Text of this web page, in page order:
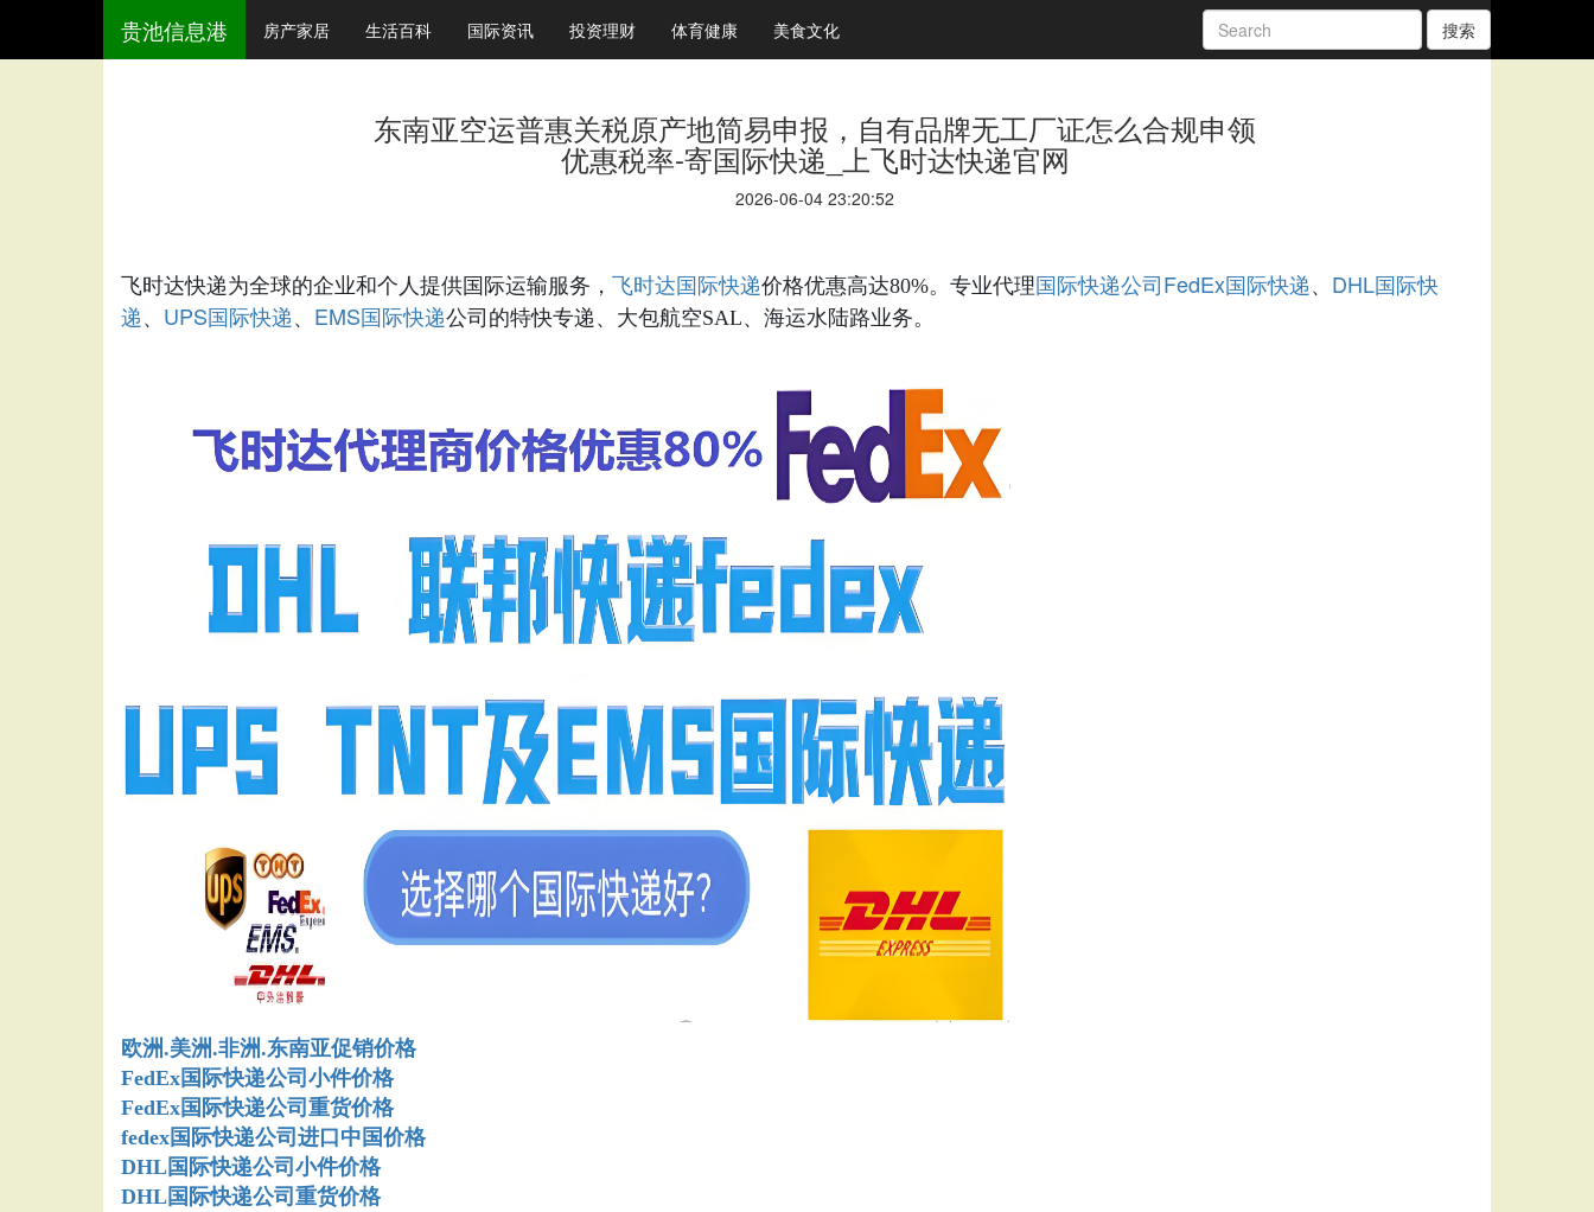
贵池信息港 房产家居 生活百科 国际资讯 投资理财 体育健康 美食文化 搜索
东南亚空运普惠关税原产地简易申报，自有品牌无工厂证怎么合规申领
优惠税率-寄国际快递_上飞时达快递官网
2026-06-04 23:20:52
飞时达快递为全球的企业和个人提供国际运输服务， 飞时达国际快递价格优惠高达80%。专业代理国际快递公司FedEx国际快递 、 DHL国际快
递 、 UPS国际快递 、 EMS国际快递公司的特快专递、大包航空SAL、海运水陆路业务。
欧洲.美洲.非洲.东南亚促销价格
FedEx国际快递公司小件价格
FedEx国际快递公司重货价格
fedex国际快递公司进口中国价格
DHL国际快递公司小件价格
DHL国际快递公司重货价格